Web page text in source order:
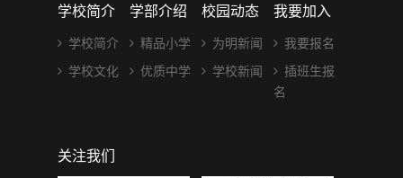
学校简介
学校简介
学校文化
学部介绍
精品小学
优质中学
校园动态
为明新闻
学校新闻
我要加入
我要报名
插班生报
名
关注我们